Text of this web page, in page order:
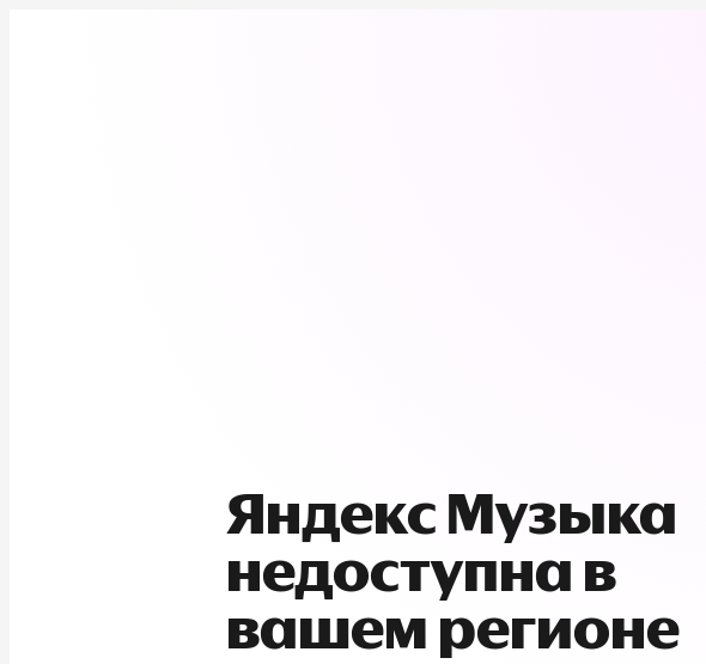
Яндекс Музыка
недоступна в
вашем регионе